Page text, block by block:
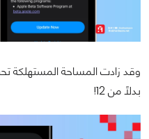
بدلًا من 12!